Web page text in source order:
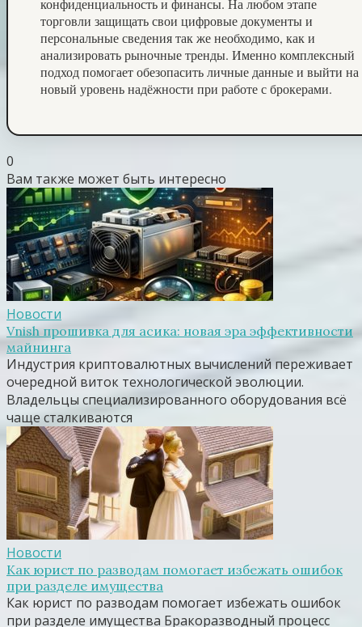
конфиденциальность и финансы. На любом этапе
торговли защищать свои цифровые документы и
персональные сведения так же необходимо, как и
анализировать рыночные тренды. Именно комплексный
подход помогает обезопасить личные данные и выйти на
новый уровень надёжности при работе с брокерами.
0
Вам также может быть интересно
Новости
Vnish прошивка для асика: новая эра эффективности
майнинга
Индустрия криптовалютных вычислений переживает
очередной виток технологической эволюции.
Владельцы специализированного оборудования всё
чаще сталкиваются
Новости
Как юрист по разводам помогает избежать ошибок
при разделе имущества
Как юрист по разводам помогает избежать ошибок
при разделе имущества Бракоразводный процесс